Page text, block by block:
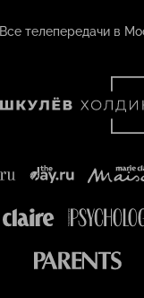
Все телепередачи в